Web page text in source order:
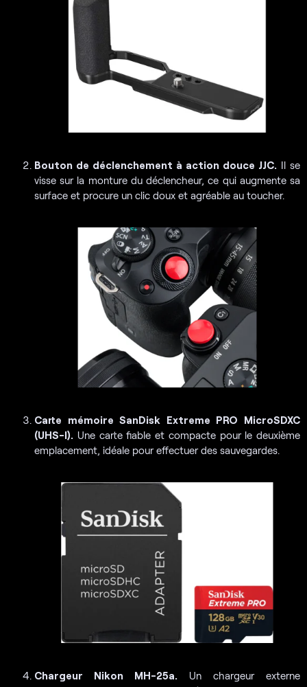
Bouton de déclenchement à action douce JJC.
Il se
visse sur la monture du déclencheur, ce qui augmente sa
surface et procure un clic doux et agréable au toucher.
Carte mémoire SanDisk Extreme PRO MicroSDXC
(UHS-I). Une carte fiable et compacte pour le deuxième
emplacement, idéale pour effectuer des sauvegardes.
Chargeur Nikon MH-25a. Un chargeur externe